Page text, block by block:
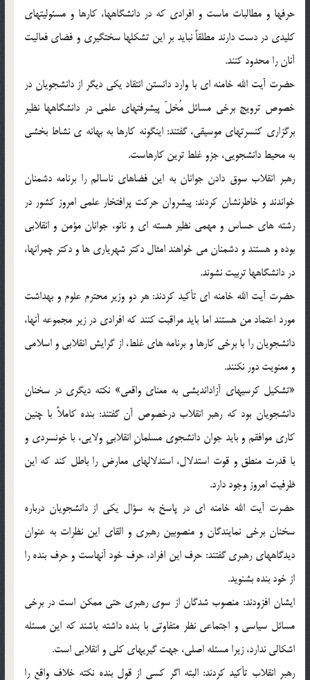
حرفها و مطالبات ماست و افرادی که در دانشگاهها، کارها و مسئولیتهای
کلیدی در دست دارند مطلقاً نباید بر این تشکلها سختگیری و فضای فعالیت
آنان را محدود کنند.
حضرت آیت الله خامنه ای با وارد دانستن انتقاد یکی دیگر از دانشجویان در
خصوص ترویج برخی مسائل مُخلّ پیشرفتهای علمی در دانشگاهها نظیر
برگزاری کنسرتهای موسیقی، گفتند: اینگونه کارها به بهانه ی نشاط بخشی
به محیط دانشجویی، جزو غلط ترین کارهاست.
رهبر انقلاب سوق دادن جوانان به این فضاهای ناسالم را برنامه دشمنان
خواندند و خاطرنشان کردند: پیشروان حرکت پرافتخار علمی امروز کشور در
رشته های حساس و مهمی نظیر هسته ای و نانو، جوانان مؤمن و انقلابی
بوده و هستند و دشمنان می خواهند امثال دکتر شهریاری ها و دکتر چمرانها،
در دانشگاهها تربیت نشوند.
حضرت آیت الله خامنه ای تأکید کردند: هر دو وزیر محترم علوم و بهداشت
مورد اعتماد من هستند اما باید مراقبت کنند که افرادی در زیر مجموعه آنها،
دانشجویان را با برخی کارها و برنامه های غلط، از گرایش انقلابی و اسلامی
و معنویت دور نکنند.
«تشکیل کرسیهای آزاداندیشی به معنای واقعی» نکته دیگری در سخنان
دانشجویان بود که رهبر انقلاب درخصوص آن گفتند: بنده کاملاً با چنین
کاری موافقم و باید جوان دانشجوی مسلمانِ انقلابیِ ولایی، با خونسردی و
با قدرت منطق و قوت استدلال، استدلالهای معارض را باطل کند که این
ظرفیت امروز وجود دارد.
حضرت آیت الله خامنه ای در پاسخ به سؤال یکی از دانشجویان درباره
سخنان برخی نمایندگان و منصوبین رهبری و القای این نظرات به عنوان
دیدگاههای رهبری گفتند: حرف این افراد، حرف خود آنهاست و حرف بنده را
از خود بنده بشنوید.
ایشان افزودند: منصوب شدگان از سوی رهبری حتی ممکن است در برخی
مسائل سیاسی و اجتماعی نظر متفاوتی با بنده داشته باشند که این مسئله
اشکالی ندارد، زیرا مسئله اصلی، جهت گیریهای کلی و انقلابی است.
رهبر انقلاب تأکید کردند: البته اگر کسی از قول بنده نکته خلاف واقع را